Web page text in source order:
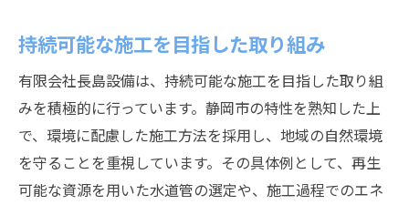
持続可能な施工を目指した取り組み
有限会社長島設備は、持続可能な施工を目指した取り組
みを積極的に行っています。静岡市の特性を熟知した上
で、環境に配慮した施工方法を採用し、地域の自然環境
を守ることを重視しています。その具体例として、再生
可能な資源を用いた水道管の選定や、施工過程でのエネ